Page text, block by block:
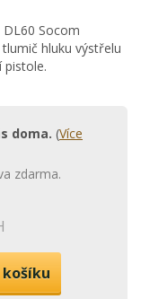
Socom
hluku výstřelu
pistole.
doma. (Více
zdarma.
košíku